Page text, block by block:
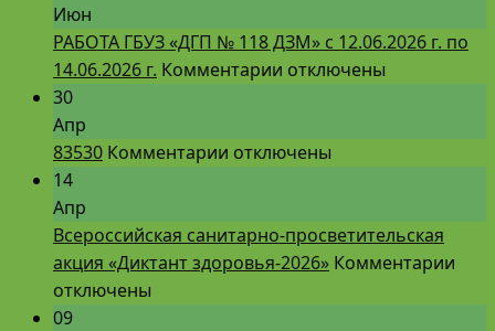
Июн
РАБОТА ГБУЗ «ДГП № 118 ДЗМ» с 12.06.2026 г. по
14.06.2026 г. Комментарии к
ГБУЗ
118
ДЗМ»
отключены
30
Апр
83530 Комментарии котключены
14
Апр
Всероссийская санитарно-просветительская
акция «Диктант здоровья-2026» Комментарии
отключены
09